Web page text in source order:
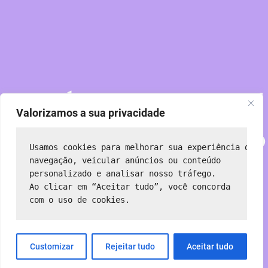
Valorizamos a sua privacidade
Usamos cookies para melhorar sua experiência de
navegação, veicular anúncios ou conteúdo
personalizado e analisar nosso tráfego.
Ao clicar em “Aceitar tudo”, você concorda
com o uso de cookies.
Customizar Rejeitar tudo Aceitar tudo
Perdoe nossa poeira!
Estamos trabalhando
em algo incrível —
volte em breve!